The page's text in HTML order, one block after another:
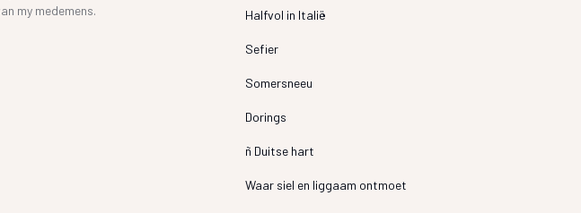
my medemens.
Halfvol in Italië
Sefier
Somersneeu
Dorings
ñ Duitse hart
Waar siel en liggaam ontmoet